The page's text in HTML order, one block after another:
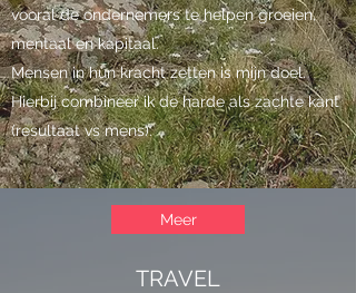
TRAVEL
Meer
vooral de ondernemers te helpen groeien,
mentaal en kapitaal.
Mensen in hun kracht zetten is mijn doel.
Hierbij combineer ik de harde als zachte kant
(resultaat vs mens).